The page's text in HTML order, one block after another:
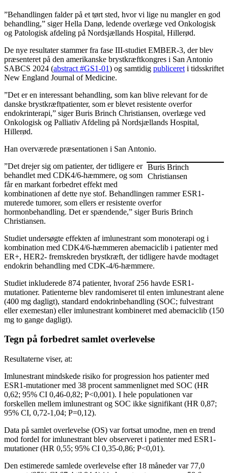
”Behandlingen falder på et tørt sted, hvor vi lige nu mangler en god
behandling,” siger Hella Danø, ledende overlæge ved Onkologisk
og Patologisk afdeling på Nordsjællands Hospital, Hillerød.
De nye resultater stammer fra fase III-studiet EMBER-3, der blev
præsenteret på den amerikanske brystkræftkongres i San Antonio
SABCS 2024 (abstract #GS1-01) og samtidig publiceret i tidsskriftet
New England Journal of Medicine.
”Det er en interessant behandling, som kan blive relevant for de
danske brystkræftpatienter, som er blevet resistente overfor
endokrinterapi,” siger Buris Brinch Christiansen, overlæge ved
Onkologisk og Palliativ Afdeling på Nordsjællands Hospital,
Hillerød.
Han overværede præsentationen i San Antonio.
Buris Brinch
Christiansen
”Det drejer sig om patienter, der tidligere er
behandlet med CDK4/6-hæmmere, og som
får en markant forbedret effekt med
kombinationen af dette nye stof. Behandlingen rammer ESR1-
muterede tumorer, som ellers er resistente overfor
hormonbehandling. Det er spændende,” siger Buris Brinch
Christiansen.
Studiet undersøgte effekten af imlunestrant som monoterapi og i
kombination med CDK4/6-hæmmeren abemaciclib i patienter med
ER+, HER2- fremskreden brystkræft, der tidligere havde modtaget
endokrin behandling med CDK-4/6-hæmmere.
Studiet inkluderede 874 patienter, hvoraf 256 havde ESR1-
mutationer. Patienterne blev randomiseret til enten imlunestrant alene
(400 mg dagligt), standard endokrinbehandling (SOC; fulvestrant
eller exemestan) eller imlunestrant kombineret med abemaciclib (150
mg to gange dagligt).
Tegn på forbedret samlet overlevelse
Resultaterne viser, at:
Imlunestrant mindskede risiko for progression hos patienter med
ESR1-mutationer med 38 procent sammenlignet med SOC (HR
0,62; 95% CI 0,46-0,82; P<0,001). I hele populationen var
forskellen mellem imlunestrant og SOC ikke signifikant (HR 0,87;
95% CI, 0,72-1,04; P=0,12).
Data på samlet overlevelse (OS) var fortsat umodne, men en trend
mod fordel for imlunestrant blev observeret i patienter med ESR1-
mutationer (HR 0,55; 95% CI 0,35-0,86; P<0,01).
Den estimerede samlede overlevelse efter 18 måneder var 77,0